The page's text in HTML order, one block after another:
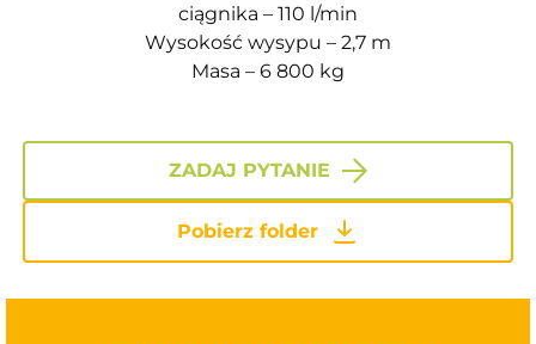
ciągnika – 110 l/min
Wysokość wysypu – 2,7 m
Masa – 6 800 kg
ZADAJ PYTANIE
Pobierz folder